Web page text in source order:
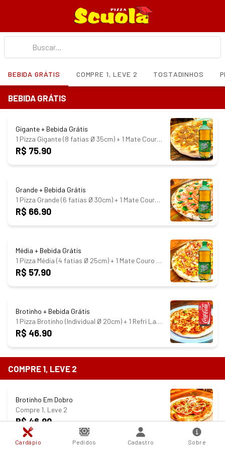
BEBIDA GRÁTIS COMPRE 1, LEVE 2 TOSTADINHOS
BEBIDA GRÁTIS
Gigante + Bebida Grátis
1 Pizza Gigante (8 fatias Ø 35cm) + 1 Mate Couro 1L GRÁTIS
R$ 75.90
Grande + Bebida Grátis
1 Pizza Grande (6 fatias Ø 30cm) + 1 Mate Couro 1L GRÁTIS
R$ 66.90
Média + Bebida Grátis
1 Pizza Média (4 fatias Ø 25cm) + 1 Mate Couro 1L GRÁTIS
R$ 57.90
Brotinho + Bebida Grátis
1 Pizza Brotinho (Individual Ø 20cm) + 1 Refri Lata GRÁTIS
R$ 46.90
COMPRE 1, LEVE 2
Brotinho Em Dobro
Compre 1, Leve 2
R$ 46.90
Cardápio Pedidos Cadastro Sobre